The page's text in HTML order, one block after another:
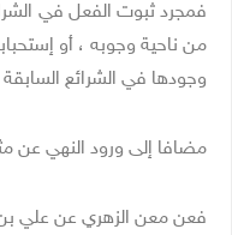
فمجرد ثبوت الفعل في
من ناحية وجوبه ، أو
وجودها في الشرائع
مضافا إلى ورود النهي عن
فعن معن الزهري عن علي